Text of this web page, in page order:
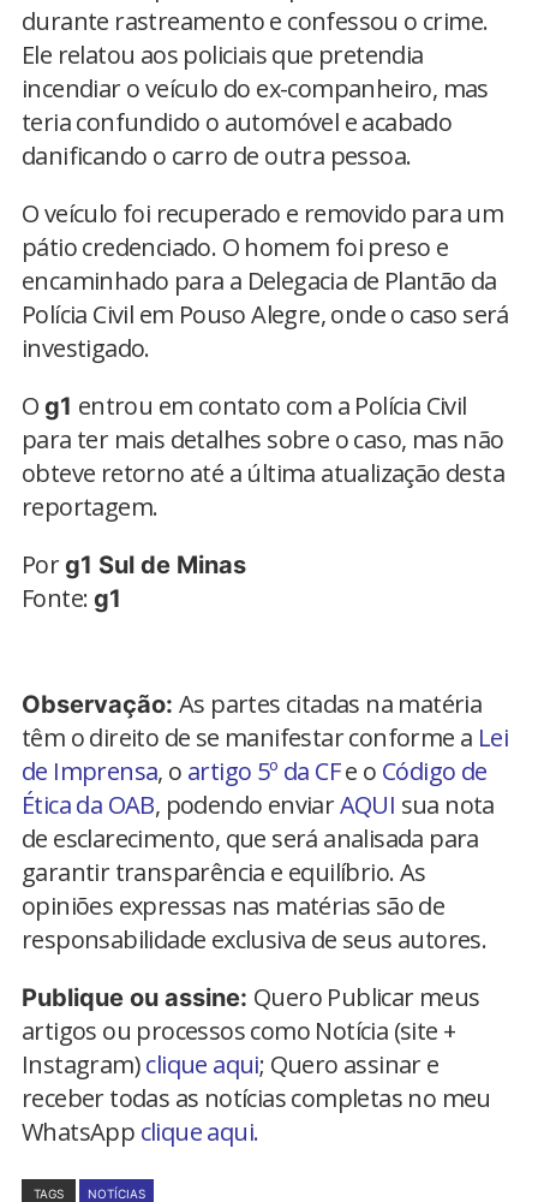
durante rastreamento e confessou o crime.
Ele relatou aos policiais que pretendia
incendiar o veículo do ex-companheiro, mas
teria confundido o automóvel e acabado
danificando o carro de outra pessoa.
O veículo foi recuperado e removido para um
pátio credenciado. O homem foi preso e
encaminhado para a Delegacia de Plantão da
Polícia Civil em Pouso Alegre, onde o caso será
investigado.
O g1 entrou em contato com a Polícia Civil
para ter mais detalhes sobre o caso, mas não
obteve retorno até a última atualização desta
reportagem.
Porg1 Sul de Minas
Fonte: g1
Observação: As partes citadas na matéria
têm o direito de se manifestar conforme a Lei
de Imprensa, o artigo 5º da CFe o Código de
Ética da OAB, podendo enviarAQUI sua nota
de esclarecimento, que será analisada para
garantir transparência e equilíbrio. As
opiniões expressas nas matérias são de
responsabilidade exclusiva de seus autores.
Publique ou assine: Quero Publicar meus
artigos ou processos como Notícia (site +
Instagram)clique aqui; Quero assinar e
receber todas as notícias completas no meu
WhatsApp clique aqui.
TAGS NOTÍCIAS